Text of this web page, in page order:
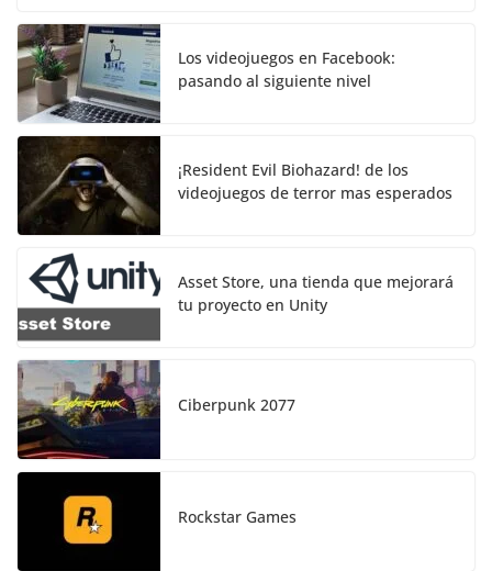
Los videojuegos en Facebook:
pasando al siguiente nivel
¡Resident Evil Biohazard! de los
videojuegos de terror mas esperados
Asset Store, una tienda que mejorará
tu proyecto en Unity
Ciberpunk 2077
Rockstar Games